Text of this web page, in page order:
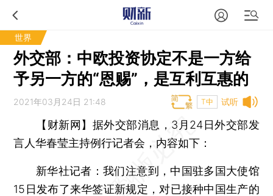
世界
外交部：中欧投资协定不是一方给
予另一方的“恩赐”，是互利互惠的
试听
2021年03月24日 21:48 T中
【财新网】 据外交部消息，3月24日外交部发
言人华春莹主持例行记者会，内容如下：
新华社记者：我们注意到，中国驻多国大使馆
15日发布了来华签证新规定，对已接种中国生产的